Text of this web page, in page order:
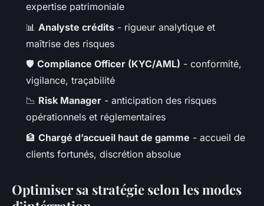
expertise patrimoniale
📊 Analyste crédits - rigueur analytique et
maîtrise des risques
🛡️ Compliance Officer (KYC/AML) - conformité,
vigilance, traçabilité
📉 Risk Manager - anticipation des risques
opérationnels et réglementaires
🏦 Chargé d’accueil haut de gamme - accueil de
clients fortunés, discrétion absolue
Optimiser sa stratégie selon les modes